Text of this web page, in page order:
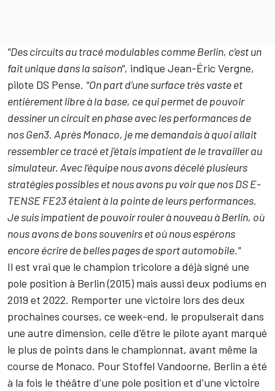
"Des circuits au tracé modulables comme Berlin, c’est un
fait unique dans la saison", indique Jean-Éric Vergne,
pilote DS Pense. "On part d’une surface très vaste et
entièrement libre à la base, ce qui permet de pouvoir
dessiner un circuit en phase avec les performances de
nos Gen3. Après Monaco, je me demandais à quoi allait
ressembler ce tracé et j’étais impatient de le travailler au
simulateur. Avec l’équipe nous avons décelé plusieurs
stratégies possibles et nous avons pu voir que nos DS E-
TENSE FE23 étaient à la pointe de leurs performances.
Je suis impatient de pouvoir rouler à nouveau à Berlin, où
nous avons de bons souvenirs et où nous espérons
encore écrire de belles pages de sport automobile."
Il est vrai que le champion tricolore a déjà signé une
pole position à Berlin (2015) mais aussi deux podiums en
2019 et 2022. Remporter une victoire lors des deux
prochaines courses, ce week-end, le propulserait dans
une autre dimension, celle d'être le pilote ayant marqué
le plus de points dans le championnat, avant même la
course de Monaco. Pour Stoffel Vandoorne, Berlin a été
à la fois le théâtre d’une pole position et d’une victoire